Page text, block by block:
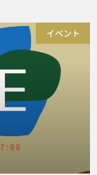
イベント